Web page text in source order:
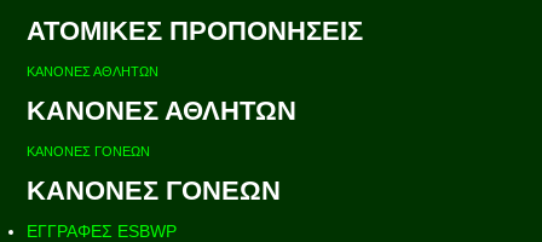
ΑΤΟΜΙΚΕΣ ΠΡΟΠΟΝΗΣΕΙΣ
ΚΑΝΟΝΕΣ ΑΘΛΗΤΩΝ
ΚΑΝΟΝΕΣ ΑΘΛΗΤΩΝ
ΚΑΝΟΝΕΣ ΓΟΝΕΩΝ
ΚΑΝΟΝΕΣ ΓΟΝΕΩΝ
ΕΓΓΡΑΦΕΣ ESBWP